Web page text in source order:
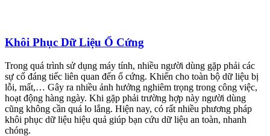
Khôi Phục Dữ Liệu Ổ Cứng
Trong quá trình sử dụng máy tính, nhiều người dùng gặp phải các
sự cố đáng tiếc liên quan đến ổ cứng. Khiến cho toàn bộ dữ liệu bị
lỗi, mất,… Gây ra nhiều ảnh hưởng nghiêm trọng trong công việc,
hoạt động hàng ngày. Khi gặp phải trường hợp này người dùng
cũng không cần quá lo lắng. Hiện nay, có rất nhiều phương pháp
khôi phục dữ liệu hiệu quả giúp bạn cứu dữ liệu an toàn, nhanh
chóng.